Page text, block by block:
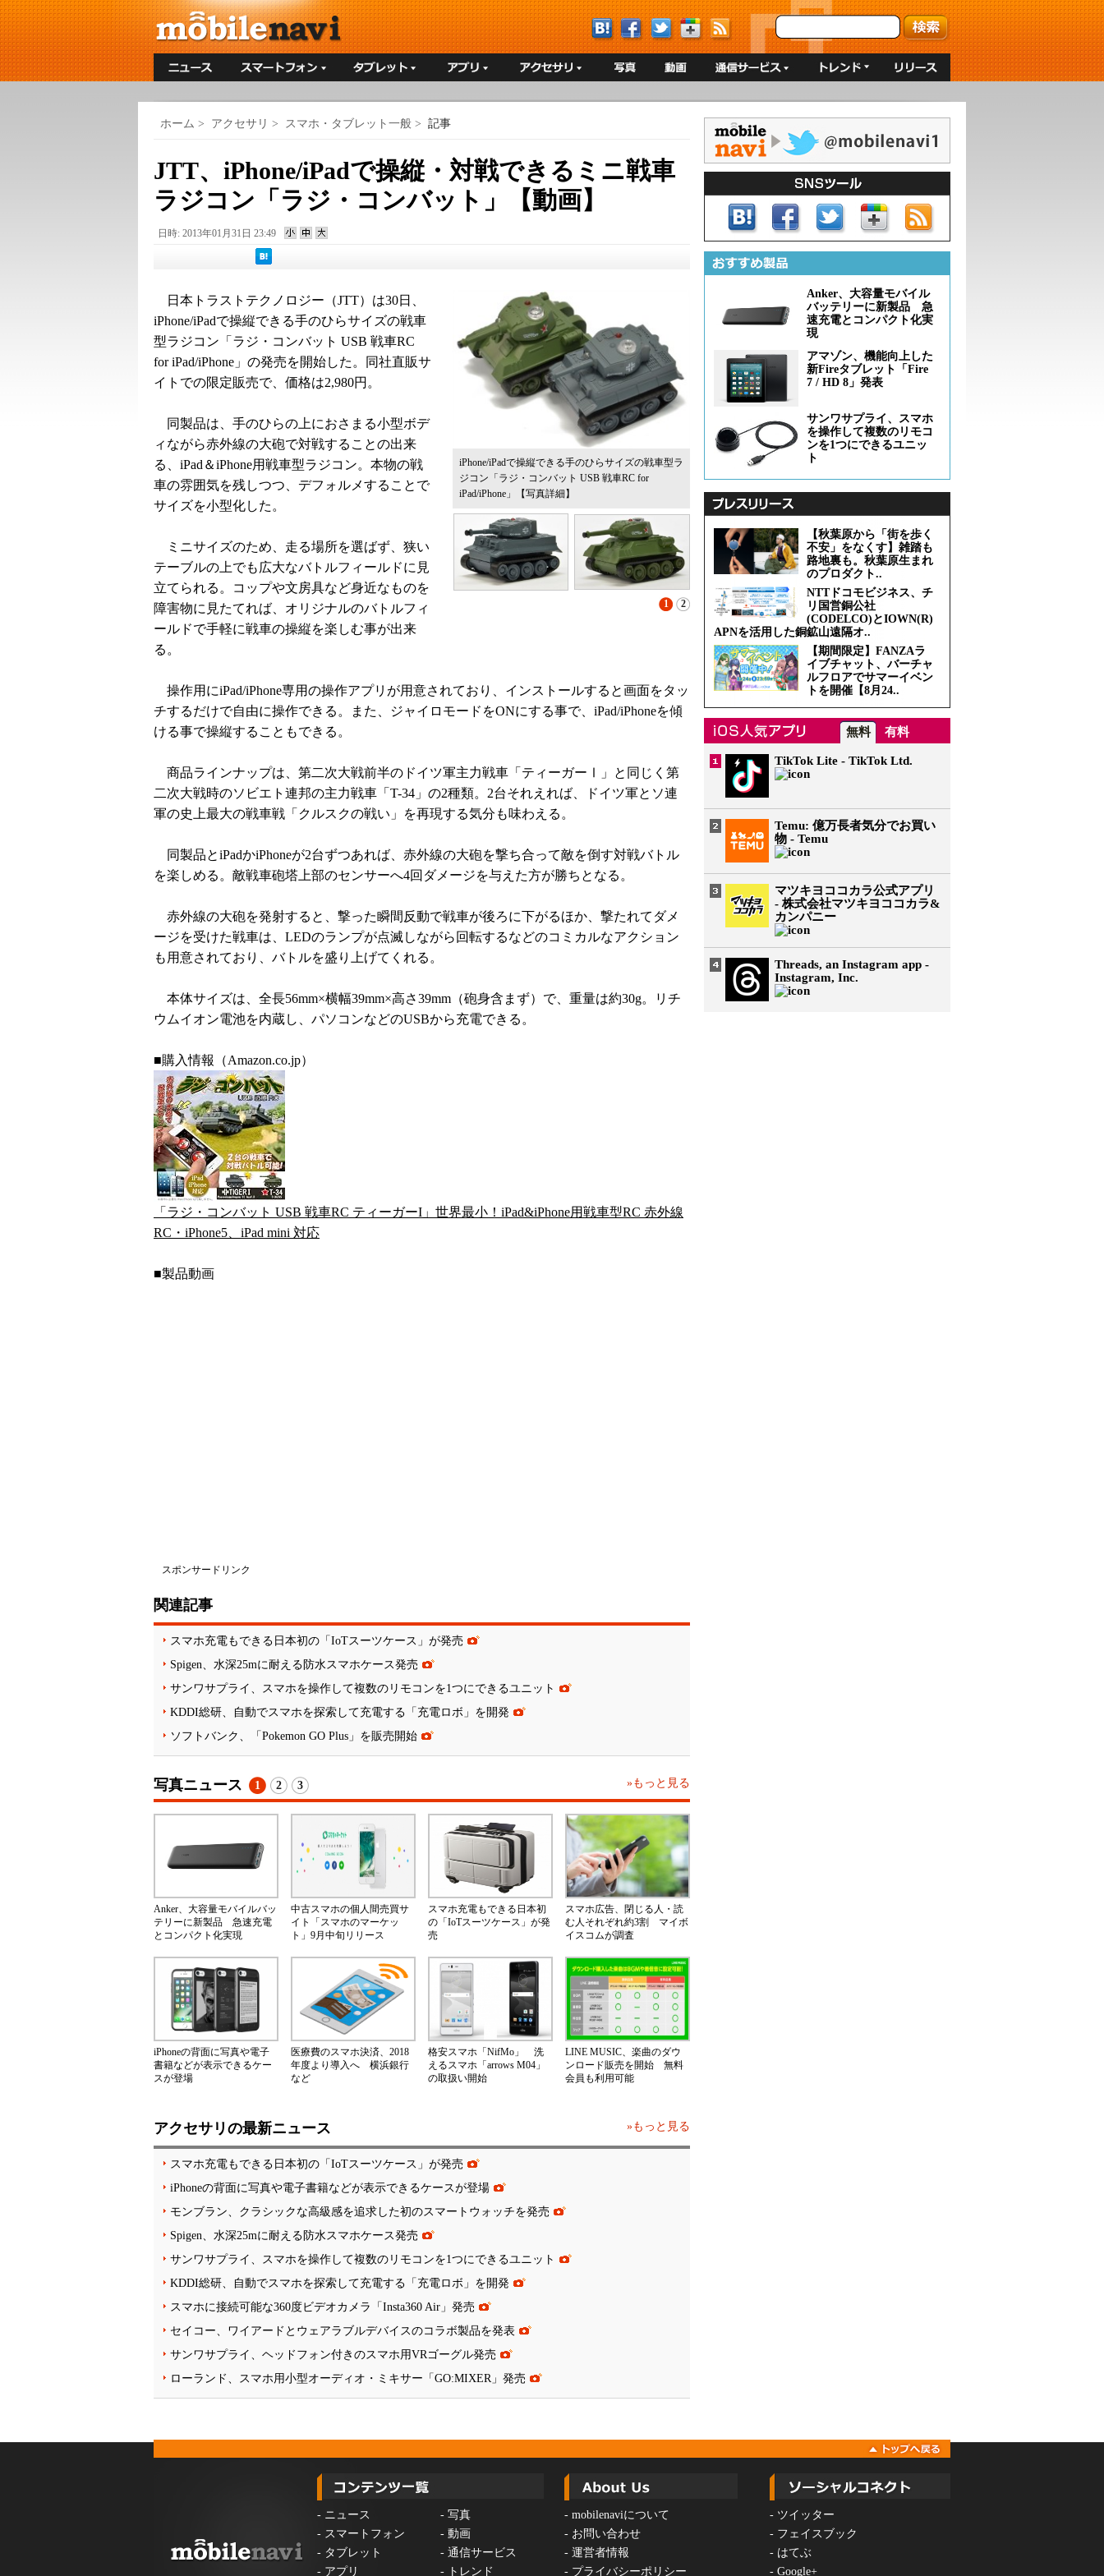
ホーム > アクセサリ > スマホ・タブレット一般 > 記事
JTT、iPhone/iPadで操縦・対戦できるミニ戦車
ラジコン「ラジ・コンバット」【動画】
日時: 2013年01月31日 23:49
iPhone/iPadで操縦できる手のひらサイズの戦車型ラ
ジコン「ラジ・コンバット USB 戦車RC for
iPad/iPhone」
【写真詳細】
1 2
日本トラストテクノロジー（JTT）は30日、
iPhone/iPadで操縦できる手のひらサイズの戦車
型ラジコン「ラジ・コンバット USB 戦車RC
for iPad/iPhone」の発売を開始した。同社直販サ
イトでの限定販売で、価格は2,980円。
同製品は、手のひらの上におさまる小型ボデ
ィながら赤外線の大砲で対戦することの出来
る、iPad＆iPhone用戦車型ラジコン。本物の戦
車の雰囲気を残しつつ、デフォルメすることで
サイズを小型化した。
ミニサイズのため、走る場所を選ばず、狭い
テーブルの上でも広大なバトルフィールドに見
立てられる。コップや文房具など身近なものを
障害物に見たてれば、オリジナルのバトルフィ
ールドで手軽に戦車の操縦を楽しむ事が出来
る。
操作用にiPad/iPhone専用の操作アプリが用意されており、インストールすると画面をタッ
チするだけで自由に操作できる。また、ジャイロモードをONにする事で、iPad/iPhoneを傾
ける事で操縦することもできる。
商品ラインナップは、第二次大戦前半のドイツ軍主力戦車「ティーガーⅠ」と同じく第
二次大戦時のソビエト連邦の主力戦車「T-34」の2種類。2台それえれば、ドイツ軍とソ連
軍の史上最大の戦車戦「クルスクの戦い」を再現する気分も味わえる。
同製品とiPadかiPhoneが2台ずつあれば、赤外線の大砲を撃ち合って敵を倒す対戦バトル
を楽しめる。敵戦車砲塔上部のセンサーへ4回ダメージを与えた方が勝ちとなる。
赤外線の大砲を発射すると、撃った瞬間反動で戦車が後ろに下がるほか、撃たれてダメ
ージを受けた戦車は、LEDのランプが点滅しながら回転するなどのコミカルなアクション
も用意されており、バトルを盛り上げてくれる。
本体サイズは、全長56mm×横幅39mm×高さ39mm（砲身含まず）で、重量は約30g。リチ
ウムイオン電池を内蔵し、パソコンなどのUSBから充電できる。
■購入情報（Amazon.co.jp）
「ラジ・コンバット USB 戦車RC ティーガーI」世界最小！iPad&iPhone用戦車型RC 赤外線
RC・iPhone5、iPad mini 対応
■製品動画
スポンサードリンク
関連記事
スマホ充電もできる日本初の「IoTスーツケース」が発売
Spigen、水深25mに耐える防水スマホケース発売
サンワサプライ、スマホを操作して複数のリモコンを1つにできるユニット
KDDI総研、自動でスマホを探索して充電する「充電ロボ」を開発
ソフトバンク、「Pokemon GO Plus」を販売開始
写真ニュース »もっと見る
1 2 3
Anker、大容量モバイルバッ
テリーに新製品 急速充電
とコンパクト化実現
中古スマホの個人間売買サ
イト「スマホのマーケッ
ト」9月中旬リリース
スマホ充電もできる日本初
の「IoTスーツケース」が発
売
スマホ広告、閉じる人・読
む人それぞれ約3割 マイボ
イスコムが調査
iPhoneの背面に写真や電子
書籍などが表示できるケー
スが登場
医療費のスマホ決済、2018
年度より導入へ 横浜銀行
など
格安スマホ「NifMo」 洗
えるスマホ「arrows M04」
の取扱い開始
LINE MUSIC、楽曲のダウ
ンロード販売を開始 無料
会員も利用可能
アクセサリの最新ニュース »もっと見る
スマホ充電もできる日本初の「IoTスーツケース」が発売
iPhoneの背面に写真や電子書籍などが表示できるケースが登場
モンブラン、クラシックな高級感を追求した初のスマートウォッチを発売
Spigen、水深25mに耐える防水スマホケース発売
サンワサプライ、スマホを操作して複数のリモコンを1つにできるユニット
KDDI総研、自動でスマホを探索して充電する「充電ロボ」を開発
スマホに接続可能な360度ビデオカメラ「Insta360 Air」発売
セイコー、ワイアードとウェアラブルデバイスのコラボ製品を発表
サンワサプライ、ヘッドフォン付きのスマホ用VRゴーグル発売
ローランド、スマホ用小型オーディオ・ミキサー「GO:MIXER」発売
Anker、大容量モバイル
バッテリーに新製品 急
速充電とコンパクト化実
現
アマゾン、機能向上した
新Fireタブレット「Fire
7 / HD 8」発表
サンワサプライ、スマホ
を操作して複数のリモコ
ンを1つにできるユニッ
ト
【秋葉原から「街を歩く
不安」をなくす】雑踏も
路地裏も。秋葉原生まれ
のプロダクト..
NTTドコモビジネス、チ
リ国営銅公社
(CODELCO)とIOWN(R)
APNを活用した銅鉱山遠隔オ..
【期間限定】FANZAラ
イブチャット、バーチャ
ルフロアでサマーイベン
トを開催【8月24..
無料 有料
TikTok Lite - TikTok Ltd.
Temu: 億万長者気分でお買い
物 - Temu
マツキヨココカラ公式アプリ
- 株式会社マツキヨココカラ&
カンパニー
Threads, an Instagram app -
Instagram, Inc.
- ニュース - 写真
- スマートフォン - 動画
- タブレット - 通信サービス
- アプリ - トレンド
- mobilenaviについて
- お問い合わせ
- 運営者情報
- プライバシーポリシー
- ツイッター
- フェイスブック
- はてぶ
- Google+